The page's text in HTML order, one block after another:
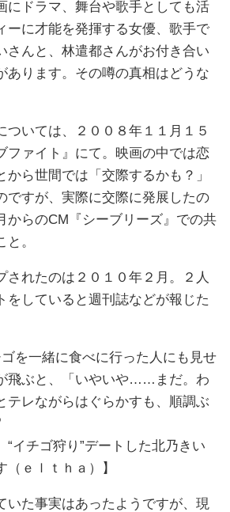
にドラマ、舞台や歌手としても活
ーに才能を発揮する女優、歌手で
さんと、林遣都さんがお付き合い
あります。その噂の真相はどうな
ついては、２００８年１１月１５
ファイト』にて。映画の中では恋
から世間では「交際するかも？」
ですが、実際に交際に発展したの
からのCM『シーブリーズ』での共
。
されたのは２０１０年２月。２人
をしていると週刊誌などが報じた
を一緒に食べに行った人にも見せ
飛ぶと、「いやいや……まだ。わ
テレながらはぐらかすも、順調ぶ
“イチゴ狩り”デートした北乃きい
（ｅｌｔｈａ）】
いた事実はあったようですが、現